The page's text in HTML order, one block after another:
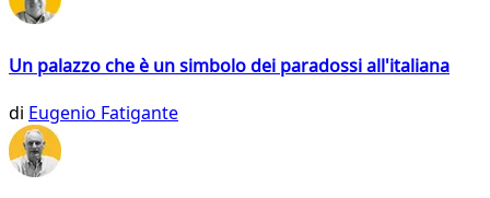
Un palazzo che è un simbolo dei paradossi all'italiana
di Eugenio Fatigante